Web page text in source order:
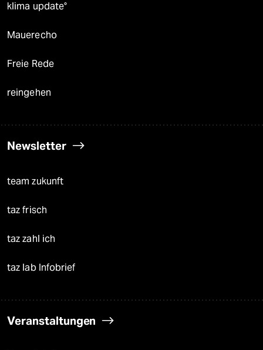
klima update°
Mauerecho
Freie Rede
reingehen
Newsletter
team zukunft
taz frisch
taz zahl ich
taz lab Infobrief
Veranstaltungen